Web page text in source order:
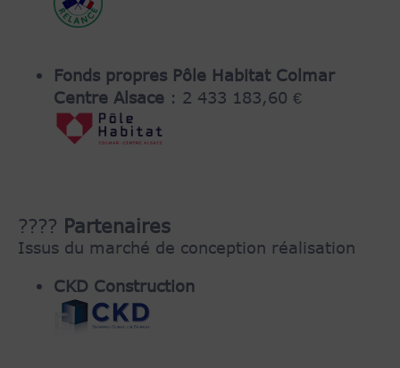
Fonds propres Pôle Habitat Colmar
Centre Alsace : 2 433 183,60 €
???? Partenaires
Issus du marché de conception réalisation
CKD Construction